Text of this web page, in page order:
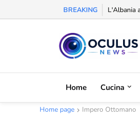
BREAKING L'Albania
Home Cucina
Home page Impero Ottomano